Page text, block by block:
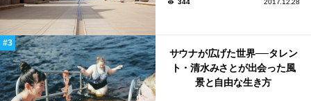
344 2017.12.28
サウナが広げた世界──タレン
ト・清水みさとが出会った風
景と自由な生き方